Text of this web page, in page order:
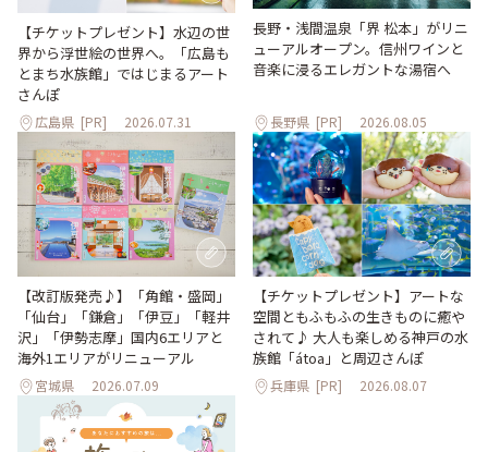
【チケットプレゼント】水辺の世
界から浮世絵の世界へ。「広島も
とまち水族館」ではじまるアート
さんぽ
広島県 [PR] 2026.07.31
長野・浅間温泉「界 松本」がリニ
ューアルオープン。信州ワインと
音楽に浸るエレガントな湯宿へ
長野県 [PR] 2026.08.05
【改訂版発売♪】「角館・盛岡」
「仙台」「鎌倉」「伊豆」「軽井
沢」「伊勢志摩」国内6エリアと
海外1エリアがリニューアル
宮城県 2026.07.09
【チケットプレゼント】アートな
空間ともふもふの生きものに癒や
されて♪ 大人も楽しめる神戸の水
族館「átoa」と周辺さんぽ
兵庫県 [PR] 2026.08.07